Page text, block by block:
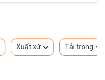
Xuất xứ Tải trọng